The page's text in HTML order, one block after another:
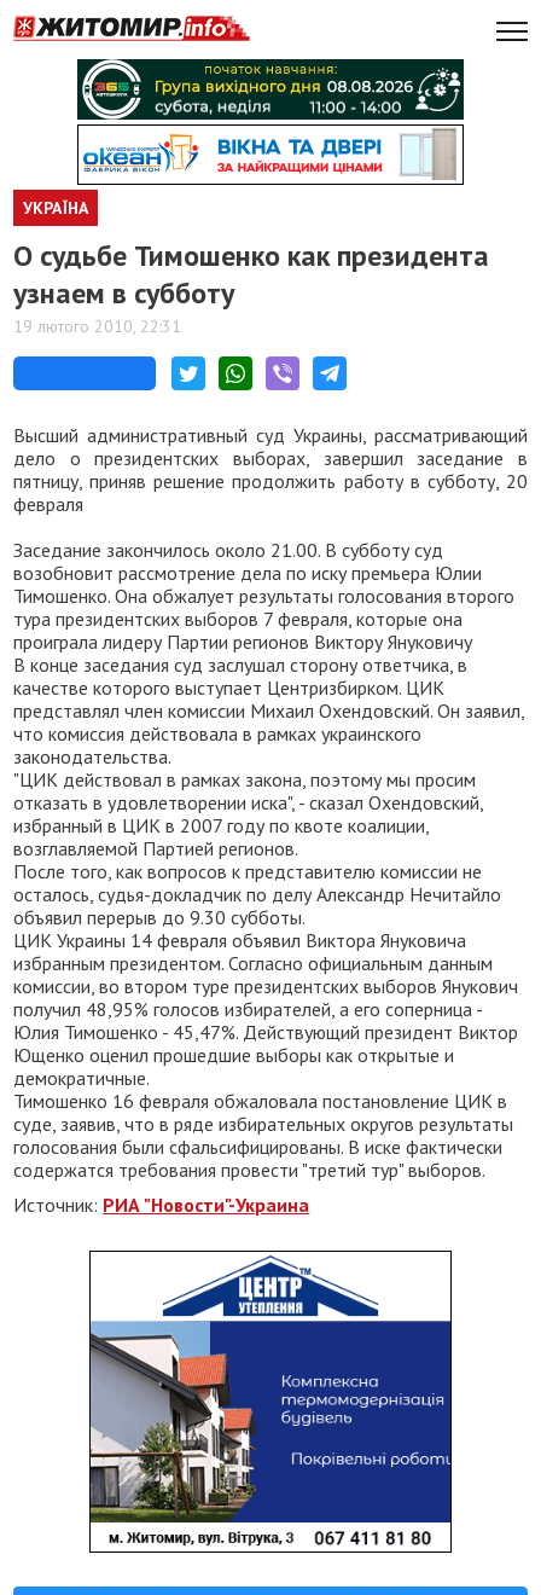
УКРАЇНА
О судьбе Тимошенко как президента
узнаем в субботу
19 лютого 2010, 22:31
Высший административный суд Украины, рассматривающий
дело о президентских выборах, завершил заседание в
пятницу, приняв решение продолжить работу в субботу, 20
февраля
Заседание закончилось около 21.00. В субботу суд
возобновит рассмотрение дела по иску премьера Юлии
Тимошенко. Она обжалует результаты голосования второго
тура президентских выборов 7 февраля, которые она
проиграла лидеру Партии регионов Виктору Януковичу
В конце заседания суд заслушал сторону ответчика, в
качестве которого выступает Центризбирком. ЦИК
представлял член комиссии Михаил Охендовский. Он заявил,
что комиссия действовала в рамках украинского
законодательства.
"ЦИК действовал в рамках закона, поэтому мы просим
отказать в удовлетворении иска", - сказал Охендовский,
избранный в ЦИК в 2007 году по квоте коалиции,
возглавляемой Партией регионов.
После того, как вопросов к представителю комиссии не
осталось, судья-докладчик по делу Александр Нечитайло
объявил перерыв до 9.30 субботы.
ЦИК Украины 14 февраля объявил Виктора Януковича
избранным президентом. Согласно официальным данным
комиссии, во втором туре президентских выборов Янукович
получил 48,95% голосов избирателей, а его соперница -
Юлия Тимошенко - 45,47%. Действующий президент Виктор
Ющенко оценил прошедшие выборы как открытые и
демократичные.
Тимошенко 16 февраля обжаловала постановление ЦИК в
суде, заявив, что в ряде избирательных округов результаты
голосования были сфальсифицированы. В иске фактически
содержатся требования провести "третий тур" выборов.
Источник: РИА "Новости"-Украина